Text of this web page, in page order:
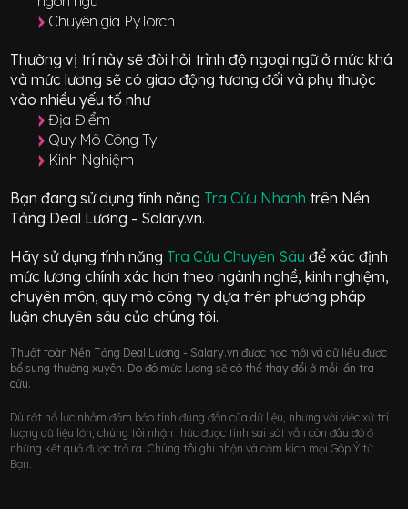
Chuyên gia PyTorch
Thường vị trí này sẽ đòi hỏi trình độ ngoại ngữ ở mứckhá
và mức lương sẽ có giao động tương đối và phụ thuộc
vào nhiều yếu tố như
Địa Điểm
Quy Mô Công Ty
Kinh Nghiệm
Bạn đang sử dụng tính năng Tra Cứu Nhanh trên Nền
Tảng Deal Lương - Salary.vn.
Hãy sử dụng tính năng Tra Cứu Chuyên Sâuđể xác định
mức lương chính xác hơn theo ngành nghề, kinh nghiệm,
chuyên môn, quy mô công ty dựa trên phương pháp
luận chuyên sâu của chúng tôi.
Thuật toán Nền Tảng Deal Lương - Salary.vn được học mới và dữ liệu được
bổ sung thường xuyên. Do đó mức lương sẽ có thể thay đổi ở mỗi lần tra
cứu.
Dù rất nổ lực nhằm đảm bảo tính đúng đắn của dữ liệu, nhưng với việc xử trí
lượng dữ liệu lớn, chúng tôi nhận thức được tính sai sót vẫn còn đâu đó ở
những kết quả được trả ra. Chúng tôi ghi nhận và cảm kích mọi Góp Ý từ
Bạn.